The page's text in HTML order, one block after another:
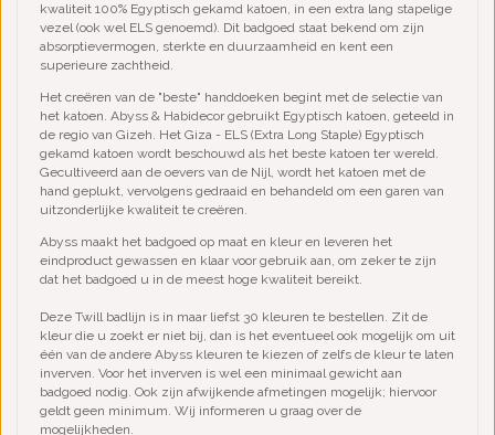
kwaliteit 100% Egyptisch gekamd katoen, in een extra lang stapelige
vezel (ook wel ELS genoemd). Dit badgoed staat bekend om zijn
absorptievermogen, sterkte en duurzaamheid en kent een
superieure zachtheid.
Het creëren van de "beste" handdoeken begint met de selectie van
het katoen. Abyss & Habidecor gebruikt Egyptisch katoen, geteeld in
de regio van Gizeh. Het Giza - ELS (Extra Long Staple) Egyptisch
gekamd katoen wordt beschouwd als het beste katoen ter wereld.
Gecultiveerd aan de oevers van de Nijl, wordt het katoen met de
hand geplukt, vervolgens gedraaid en behandeld om een garen van
uitzonderlijke kwaliteit te creëren.
Abyss maakt het badgoed op maat en kleur en leveren het
eindproduct gewassen en klaar voor gebruik aan, om zeker te zijn
dat het badgoed u in de meest hoge kwaliteit bereikt.
Deze Twill badlijn is in maar liefst 30 kleuren te bestellen. Zit de
kleur die u zoekt er niet bij, dan is het eventueel ook mogelijk om uit
één van de andere Abyss kleuren te kiezen of zelfs de kleur te laten
inverven. Voor het inverven is wel een minimaal gewicht aan
badgoed nodig. Ook zijn afwijkende afmetingen mogelijk; hiervoor
geldt geen minimum. Wij informeren u graag over de
mogelijkheden.